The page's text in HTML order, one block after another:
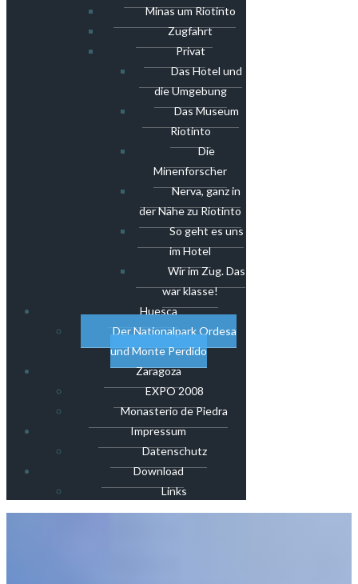
Minas um Riotinto
Zugfahrt
Privat
Das Hotel und
die Umgebung
Das Museum
Riotinto
Die
Minenforscher
Nerva, ganz in
der Nähe zu Riotinto
So geht es uns
im Hotel
Wir im Zug. Das
war klasse!
Huesca
Der Nationalpark Ordesa
und Monte Perdido
Zaragoza
EXPO 2008
Monasterio de Piedra
Impressum
Datenschutz
Download
Links